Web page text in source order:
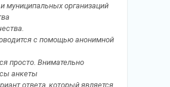
муниципальных организаций
с помощью анонимной
просто. Внимательно
анкеты
ответа, который является